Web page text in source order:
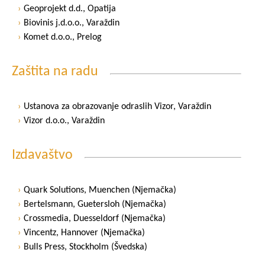
Geoprojekt d.d., Opatija
Biovinis j.d.o.o., Varaždin
Komet d.o.o., Prelog
Zaštita na radu
Ustanova za obrazovanje odraslih Vizor, Varaždin
Vizor d.o.o., Varaždin
Izdavaštvo
Quark Solutions, Muenchen (Njemačka)
Bertelsmann, Guetersloh (Njemačka)
Crossmedia, Duesseldorf (Njemačka)
Vincentz, Hannover (Njemačka)
Bulls Press, Stockholm (Švedska)